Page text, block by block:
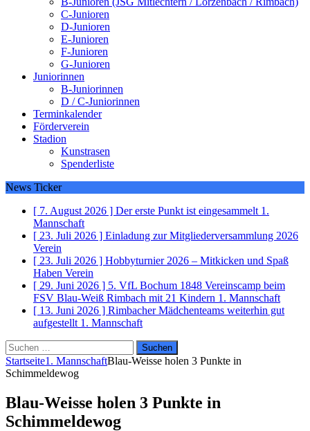
C-Junioren
D-Junioren
E-Junioren
F-Junioren
G-Junioren
Juniorinnen
B-Juniorinnen
D / C-Juniorinnen
Terminkalender
Förderverein
Stadion
Kunstrasen
Spenderliste
News Ticker
[ 7. August 2026 ] Der erste Punkt ist eingesammelt 1.
Mannschaft
[ 23. Juli 2026 ] Einladung zur Mitgliederversammlung 2026
Verein
[ 23. Juli 2026 ] Hobbyturnier 2026 – Mitkicken und Spaß
Haben Verein
[ 29. Juni 2026 ] 5. VfL Bochum 1848 Vereinscamp beim
FSV Blau-Weiß Rimbach mit 21 Kindern 1. Mannschaft
[ 13. Juni 2026 ] Rimbacher Mädchenteams weiterhin gut
aufgestellt 1. Mannschaft
Suchen
nach:
Startseite1. MannschaftBlau-Weisse holen 3 Punkte in
Schimmeldewog
Blau-Weisse holen 3 Punkte in
Schimmeldewog